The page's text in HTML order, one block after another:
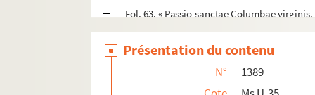
Fol. 63. « Passio sanctae Columbae
Fol. 65. « Vita beati Geraldi confessoris »
Fol. 66. « Transitus. Quoniam signorum
Fol. 67 bis. « Passio sanctae Dorotheae
Présentation du contenu
N°
1389